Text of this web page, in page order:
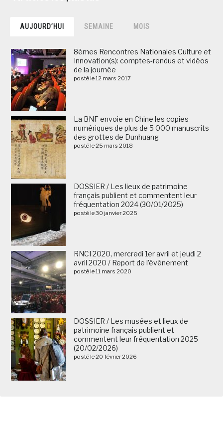
AUJOURD’HUI SEMAINE MOIS
8èmes Rencontres Nationales Culture et
Innovation(s): comptes-rendus et vidéos
de la journée
posté le 12 mars 2017
La BNF envoie en Chine les copies
numériques de plus de 5 000 manuscrits
des grottes de Dunhuang
posté le 25 mars 2018
DOSSIER / Les lieux de patrimoine
français publient et commentent leur
fréquentation 2024 (30/01/2025)
posté le 30 janvier 2025
RNCI 2020, mercredi 1er avril et jeudi 2
avril 2020 / Report de l’événement
posté le 11 mars 2020
DOSSIER / Les musées et lieux de
patrimoine français publient et
commentent leur fréquentation 2025
(20/02/2026)
posté le 20 février 2026